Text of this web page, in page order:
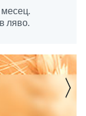
ляво.